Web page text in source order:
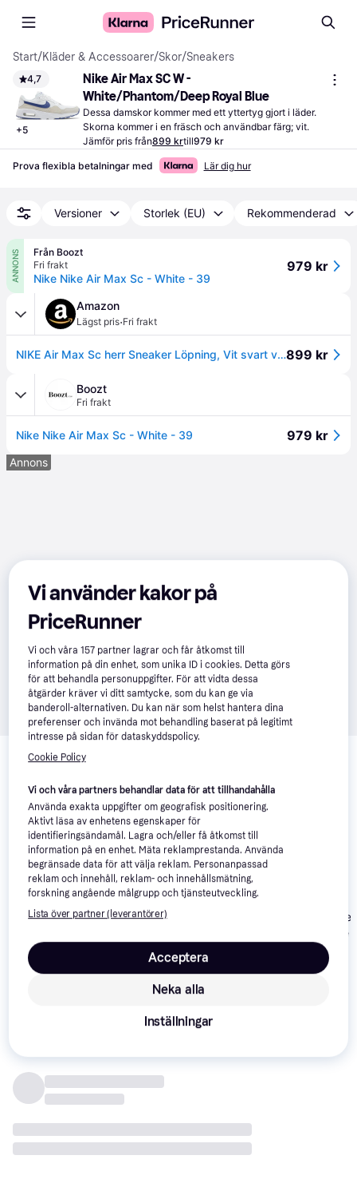
Start/Kläder & Accessoarer/Skor/Sneakers
4,7
+5
Nike Air Max SC W -
White/Phantom/Deep Royal Blue
Dessa damskor kommer med ett yttertyg gjort i läder.
Skorna kommer i en fräsch och användbar färg; vit.
Jämför pris från899 krtill979 kr
Prova flexibla betalningar med Lär dig hur
Versioner Storlek (EU) Rekommenderad
ANNONS
Från Boozt
Fri frakt
Nike Nike Air Max Sc - White - 39
979 kr
Amazon
Lägst pris·Fri frakt
NIKE Air Max Sc herr Sneaker Löpning, Vit svart vit, 39 EU899 kr
Boozt
Fri frakt
Nike Nike Air Max Sc - White - 39 979 kr
Annons
Relaterade produkter
intressera dig. Visa alla
Nike Air Max 95 OG -
2 199 kr
Från 758 kr/mån
Trendande
Nike Air Max 90
1 458 kr
Nike Air Force
'07 W - White
Vi använder kakor på
PriceRunner
Vi och våra157 partner lagrar och får åtkomst till
information på din enhet, som unika ID i cookies. Detta görs
för att behandla personuppgifter. För att vidta dessa
åtgärder kräver vi ditt samtycke, som du kan ge via
banderoll-alternativen. Du kan när som helst hantera dina
preferenser och invända mot behandling baserat på legitimt
intresse på sidan för dataskyddspolicy.
Cookie Policy
Vi och våra partners behandlar data för att tillhandahålla
Använda exakta uppgifter om geografisk positionering.
Aktivt läsa av enhetens egenskaper för
identifieringsändamål. Lagra och/eller få åtkomst till
information på en enhet. Mäta reklamprestanda. Använda
begränsade data för att välja reklam. Personanpassad
reklam och innehåll, reklam- och innehållsmätning,
forskning angående målgrupp och tjänsteutveckling.
Lista över partner (leverantörer)
Neka alla
Acceptera
Inställningar